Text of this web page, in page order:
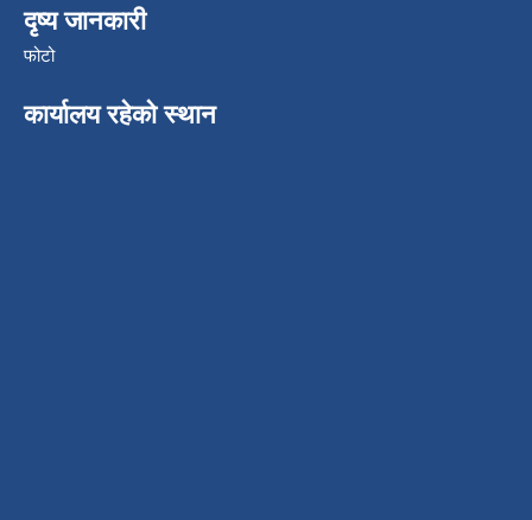
दृष्य जानकारी
फोटो
कार्यालय रहेको स्थान